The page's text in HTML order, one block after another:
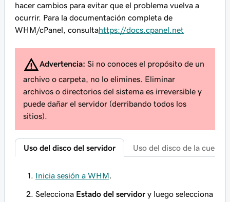
hacer cambios para evitar que el problema vuelva a
ocurrir. Para la documentación completa de
WHM/cPanel, consultahttps://docs.cpanel.net
Advertencia: Si no conoces el propósito de un
archivo o carpeta, no lo elimines. Eliminar
archivos o directorios del sistema es irreversible y
puede dañar el servidor (derribando todos los
sitios).
Uso del disco del servidor Uso del disco de la cuenta
Inicia sesión a WHM
Selecciona Estado del servidor y luego selecciona